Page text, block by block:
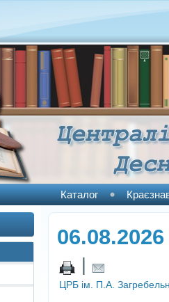
Каталог
06.08.2026
|
ЦРБ ім. П.А.